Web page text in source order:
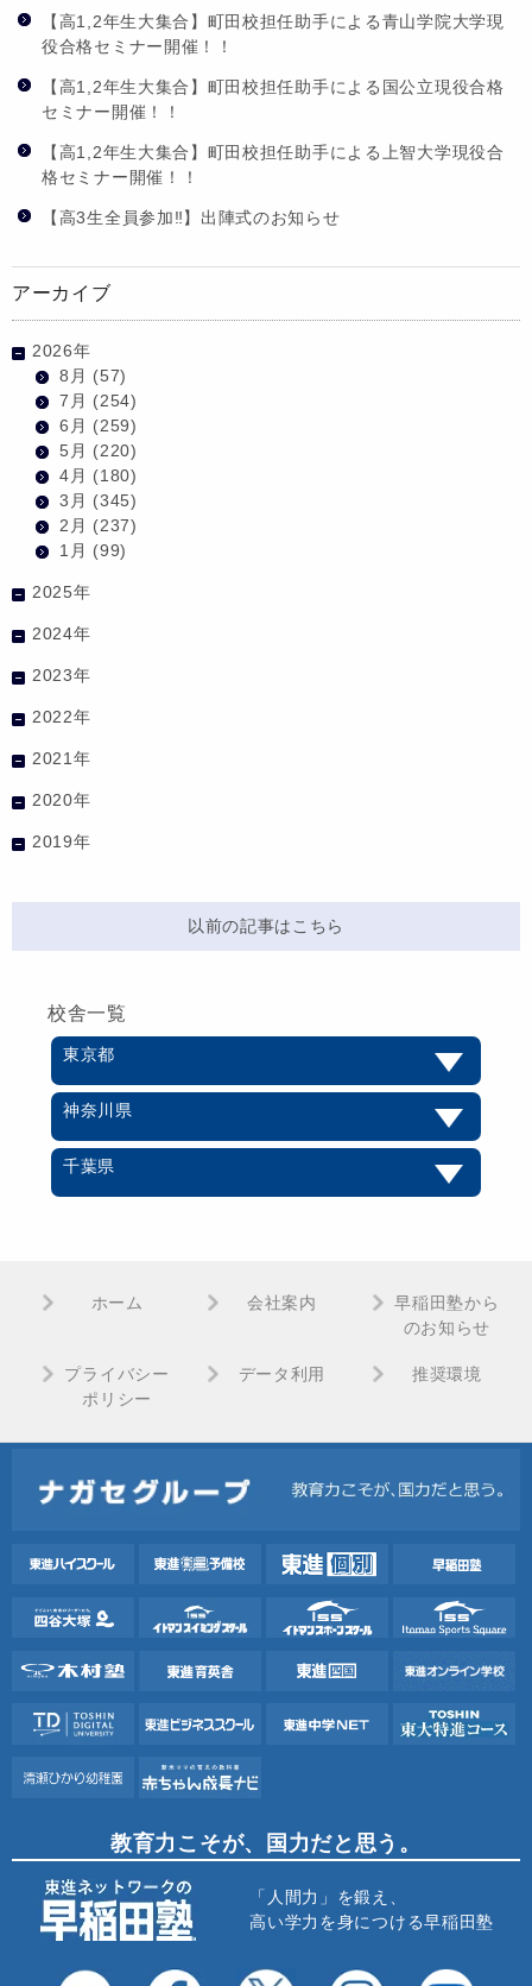
【高1,2年生大集合】町田校担任助手による青山学院大学現
役合格セミナー開催！！
【高1,2年生大集合】町田校担任助手による国公立現役合格
セミナー開催！！
【高1,2年生大集合】町田校担任助手による上智大学現役合
格セミナー開催！！
【高3生全員参加‼】出陣式のお知らせ
アーカイブ
2026年
8月 (57)
7月 (254)
6月 (259)
5月 (220)
4月 (180)
3月 (345)
2月 (237)
1月 (99)
2025年
2024年
2023年
2022年
2021年
2020年
2019年
以前の記事はこちら
校舎一覧
東京都
神奈川県
千葉県
ホーム 会社案内
早稲田塾から
のお知らせ
プライバシー
ポリシー
データ利用 推奨環境
教育力こそが、国力だと思う。
「人間力」を鍛え、
高い学力を身につける早稲田塾